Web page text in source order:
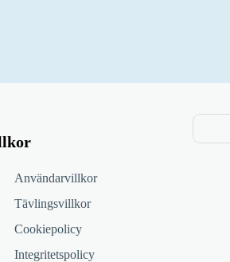
Användarvillkor
Tävlingsvillkor
Cookiepolicy
Integritetspolicy